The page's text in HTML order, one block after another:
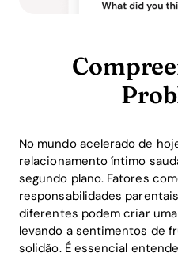
No mundo acelerado de
relacionamento íntimo
segundo plano. Fatores
responsabilidades
diferentes podem criar
levando a sentimentos de
solidão. É essencial